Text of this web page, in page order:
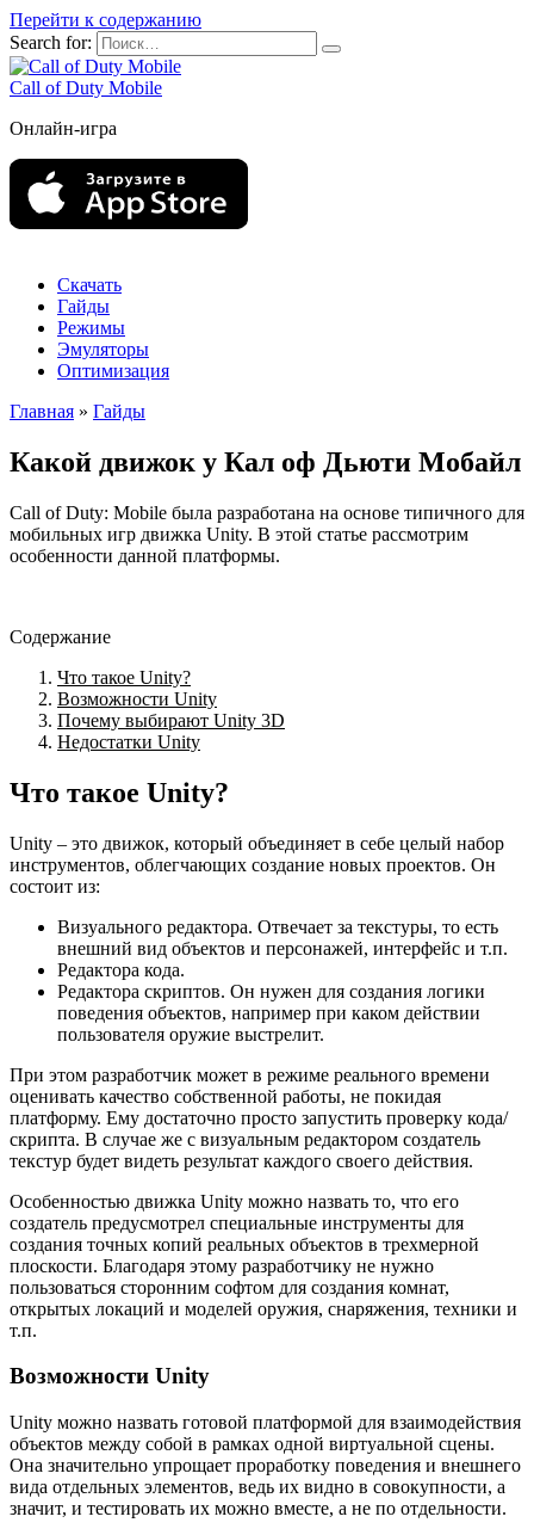
Перейти к содержанию
Search for:
Call of Duty Mobile
Онлайн-игра
Скачать
Гайды
Режимы
Эмуляторы
Оптимизация
Главная » Гайды
Какой движок у Кал оф Дьюти Мобайл
Call of Duty: Mobile была разработана на основе типичного для
мобильных игр движка Unity. В этой статье рассмотрим
особенности данной платформы.
Содержание
Что такое Unity?
Возможности Unity
Почему выбирают Unity 3D
Недостатки Unity
Что такое Unity?
Unity – это движок, который объединяет в себе целый набор
инструментов, облегчающих создание новых проектов. Он
состоит из:
Визуального редактора. Отвечает за текстуры, то есть
внешний вид объектов и персонажей, интерфейс и т.п.
Редактора кода.
Редактора скриптов. Он нужен для создания логики
поведения объектов, например при каком действии
пользователя оружие выстрелит.
При этом разработчик может в режиме реального времени
оценивать качество собственной работы, не покидая
платформу. Ему достаточно просто запустить проверку кода/
скрипта. В случае же с визуальным редактором создатель
текстур будет видеть результат каждого своего действия.
Особенностью движка Unity можно назвать то, что его
создатель предусмотрел специальные инструменты для
создания точных копий реальных объектов в трехмерной
плоскости. Благодаря этому разработчику не нужно
пользоваться сторонним софтом для создания комнат,
открытых локаций и моделей оружия, снаряжения, техники и
т.п.
Возможности Unity
Unity можно назвать готовой платформой для взаимодействия
объектов между собой в рамках одной виртуальной сцены.
Она значительно упрощает проработку поведения и внешнего
вида отдельных элементов, ведь их видно в совокупности, а
значит, и тестировать их можно вместе, а не по отдельности.